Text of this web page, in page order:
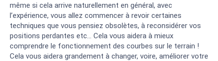
même si cela arrive naturellement en général, avec
l’expérience, vous allez commencer à revoir certaines
techniques que vous pensiez obsolètes, à reconsidérer vos
positions perdantes etc… Cela vous aidera à mieux
comprendre le fonctionnement des courbes sur le terrain !
Cela vous aidera grandement à changer, voire, améliorer votre